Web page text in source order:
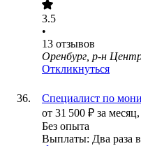
3.5
•
13 отзывов
Оренбург, р-н
Откликнуться
Специалист по
от 31 500 ₽ за месяц,
Без опыта
Выплаты: Два раза